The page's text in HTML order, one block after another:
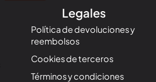
Legales
Política de devoluciones y
reembolsos
Cookies de terceros
Términos y condiciones